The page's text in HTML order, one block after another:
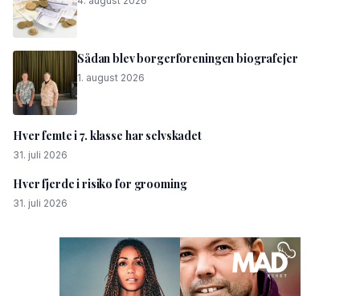
Sådan blev borgerforeningen biografejer
1. august 2026
Hver femte i 7. klasse har selvskadet
31. juli 2026
Hver fjerde i risiko for grooming
31. juli 2026